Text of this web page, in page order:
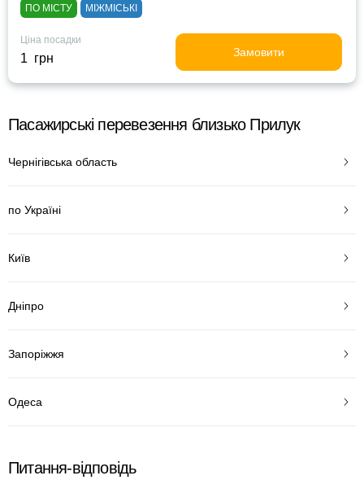
ПО МІСТУ МІЖМІСЬКІ
Ціна посадки
1 грн Замовити
Пасажирські перевезення близько Прилук
Чернігівська область
по Україні
Київ
Дніпро
Запоріжжя
Одеса
Питання-відповідь